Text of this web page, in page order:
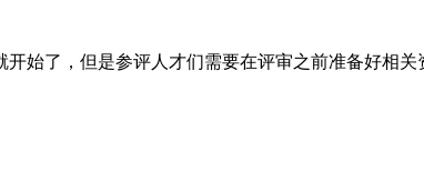
始了，但是参评人才们需要在评审之前准备好相关